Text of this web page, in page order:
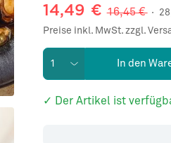
14,49 €16,45€ ·
Preise inkl. MwSt. zzgl.
In den
✓ Der Artikel ist